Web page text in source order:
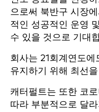
으로써 북반구 시장
적인 성공적인 운영
수 있을 것으로 기대
회사는 21회계연도
유지하기 위해 최선
캐터펄트는 또한 코
따라 부분적으로 달